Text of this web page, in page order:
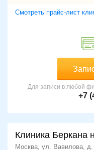
Смотреть прайс-лист
Для записи в любой
+7
Клиника Беркана
Москва, ул. Вавилова, д.